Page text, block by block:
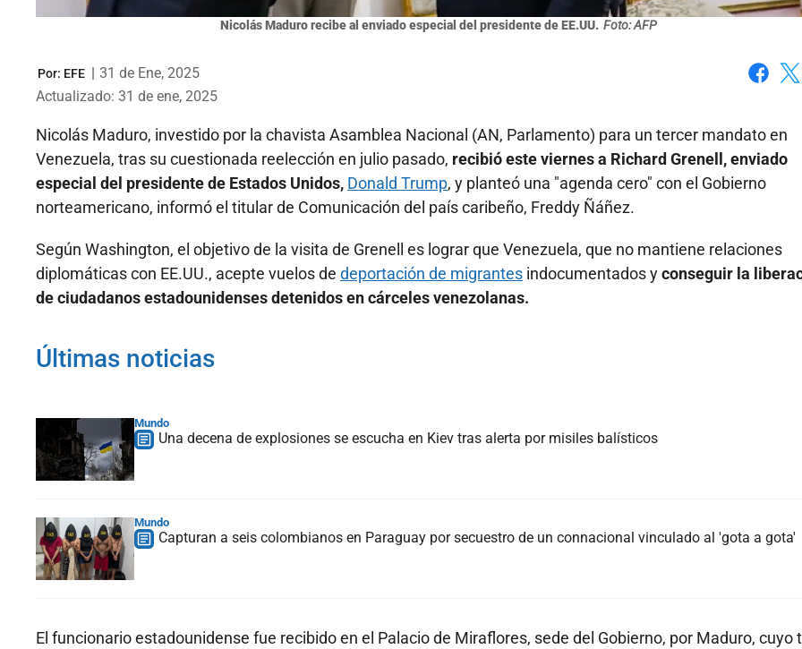
Nicolás Maduro recibe al enviado especial del presidente de EE.UU. Foto: AFP
Por: EFE | 31 de Ene, 2025
Actualizado: 31 de ene, 2025
Nicolás Maduro, investido por la chavista Asamblea Nacional (AN, Parlamento) para un tercer mandato en
Venezuela, tras su cuestionada reelección en julio pasado, recibió este viernes a Richard Grenell, enviado
especial del presidente de Estados Unidos, Donald Trump, y planteó una "agenda cero" con el Gobierno
norteamericano, informó el titular de Comunicación del país caribeño, Freddy Ñáñez.
Según Washington, el objetivo de la visita de Grenell es lograr que Venezuela, que no mantiene relaciones
diplomáticas con EE.UU., acepte vuelos de deportación de migrantes indocumentados yconseguir la
de ciudadanos estadounidenses detenidos en cárceles venezolanas.
Últimas noticias
Mundo
Una decena de explosiones se escucha en Kiev tras alerta por misiles balísticos
Mundo
Capturan a seis colombianos en Paraguay por secuestro de un connacional vinculado al 'gota a gota'
El funcionario estadounidense fue recibido en el Palacio de Miraflores, sede del Gobierno, por Maduro, cuyo